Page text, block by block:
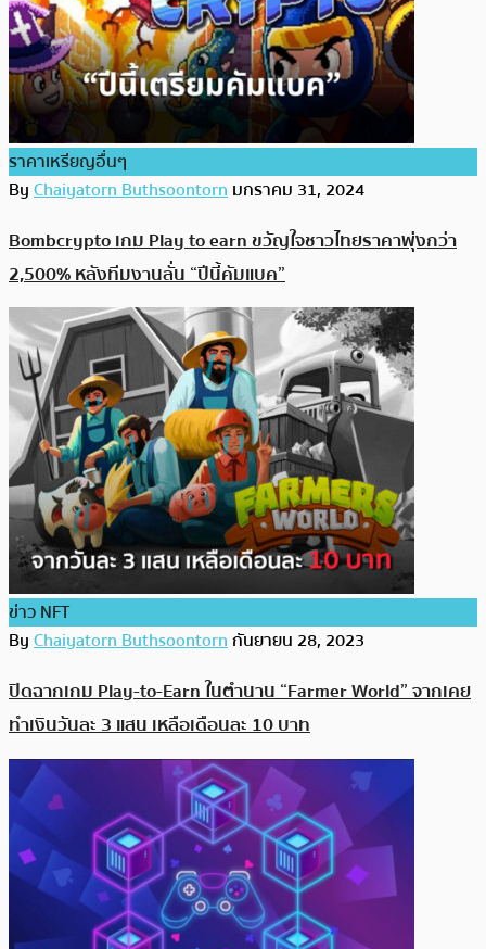
ราคาเหรียญอื่นๆ
ByChaiyatorn Buthsoontornมกราคม 31, 2024
Bombcrypto เกม Play to earn ขวัญใจชาวไทยราคาพุ่งกว่า
2,500% หลังทีมงานลั่น “ปีนี้คัมแบค”
ข่าว NFT
ByChaiyatorn Buthsoontornกันยายน 28, 2023
ปิดฉากเกม Play-to-Earn ในตำนาน “Farmer World” จากเคย
ทำเงินวันละ 3 แสน เหลือเดือนละ 10 บาท